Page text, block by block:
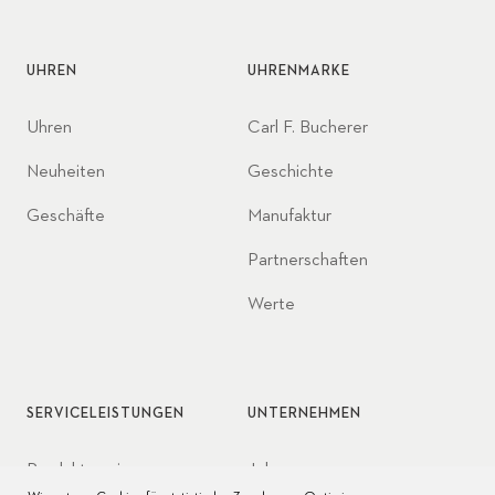
UHREN
Uhren
Neuheiten
Geschäfte
UHRENMARKE
Carl F. Bucherer
Geschichte
Manufaktur
Partnerschaften
Werte
SERVICELEISTUNGEN
Produktservice
UNTERNEHMEN
Jobs